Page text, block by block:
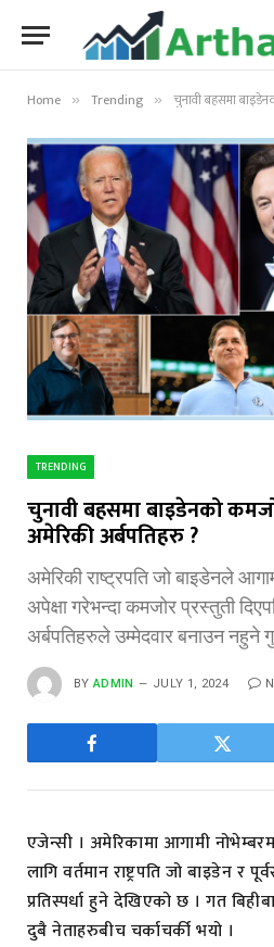
Home » Trending » चुनावी बहसमा बाइडेनको
TRENDING
चुनावी बहसमा बाइडेनको
अमेरिकी अर्बपतिहरु ?
अमेरिकी राष्ट्रपति जो बाइडेनले
अपेक्षा गरेभन्दा कमजोर प्रस्तुती
अर्बपतिहरुले उम्मेदवार बनाउन नहुने
BY ADMIN JULY 1, 2024
एजेन्सी । अमेरिकामा आगामी नोभेम्बरमा
लागि वर्तमान राष्ट्रपति जो बाइडेन र
प्रतिस्पर्धा हुने देखिएको छ । गत
दुबै नेताहरुबीच चर्काचर्की भयो ।